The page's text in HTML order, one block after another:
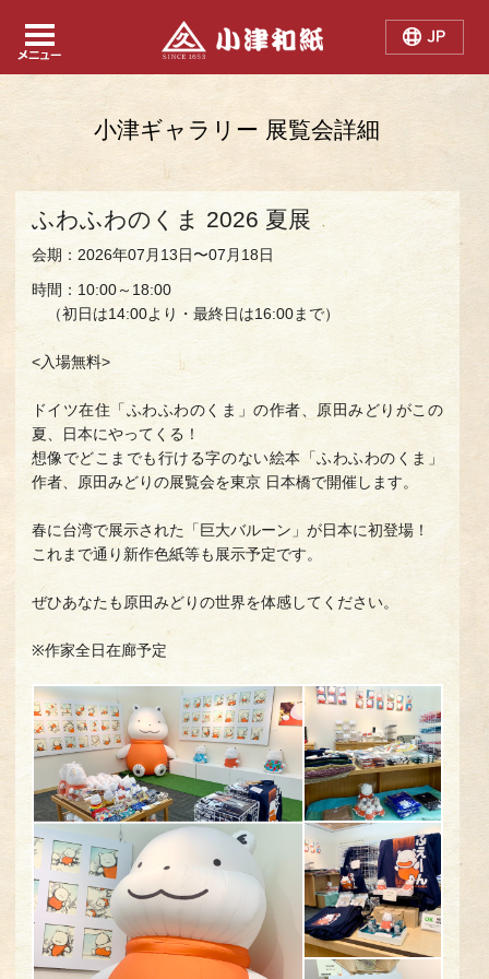
Japanese
English
Chinese
小津ギャラリー 展覧会詳細
ふわふわのくま 2026 夏展
会期：2026年07月13日〜07月18日
時間：10:00～18:00
（初日は14:00より・最終日は16:00まで）
<入場無料>
ドイツ在住「ふわふわのくま」の作者、原田みどりがこの
夏、日本にやってくる！
想像でどこまでも行ける字のない絵本「ふわふわのくま」
作者、原田みどりの展覧会を東京 日本橋で開催します。
春に台湾で展示された「巨大バルーン」が日本に初登場！
これまで通り新作色紙等も展示予定です。
ぜひあなたも原田みどりの世界を体感してください。
※作家全日在廊予定